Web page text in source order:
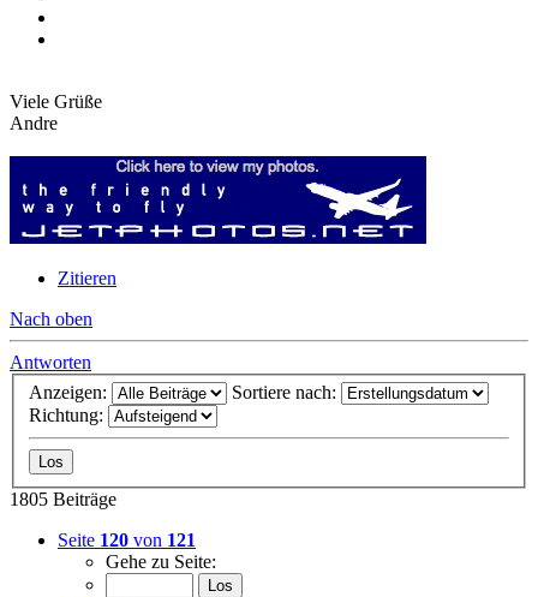
Viele Grüße
Andre
Zitieren
Nach oben
Antworten
Anzeigen:
Sortiere nach:
Richtung:
1805 Beiträge
Seite 120 von 121
Gehe zu Seite: